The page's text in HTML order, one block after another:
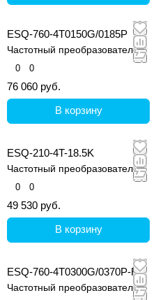
ESQ-760-4T0150G/0185P
Частотный преобразователь
0 0
76 060 руб.
В корзину
ESQ-210-4T-18.5K
Частотный преобразователь
0 0
49 530 руб.
В корзину
ESQ-760-4T0300G/0370P-BU
Частотный преобразователь